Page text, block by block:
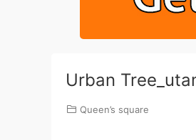
Urban
Queen’s square